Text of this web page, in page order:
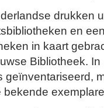
drukken
en
in kaart
Bibliotheek.
geïnventariseerd,